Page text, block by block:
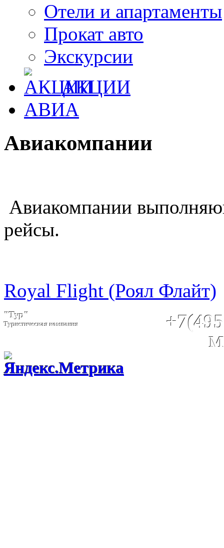
Отели и апартаменты
Прокат авто
Экскурсии
АКЦИИ
АВИА
Авиакомпании
Авиакомпании
рейсы.
Royal Flight (Роял Флайт)
"Тур"
Туристическая компания